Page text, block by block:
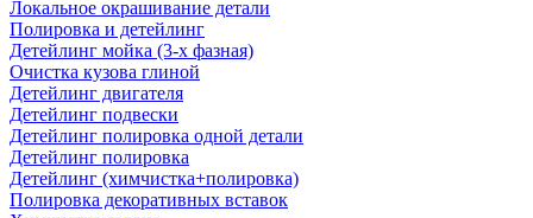
Локальное окрашивание детали
Полировка и детейлинг
Детейлинг мойка (3-х фазная)
Очистка кузова глиной
Детейлинг двигателя
Детейлинг подвески
Детейлинг полировка одной детали
Детейлинг полировка
Детейлинг (химчистка+полировка)
Полировка декоративных вставок